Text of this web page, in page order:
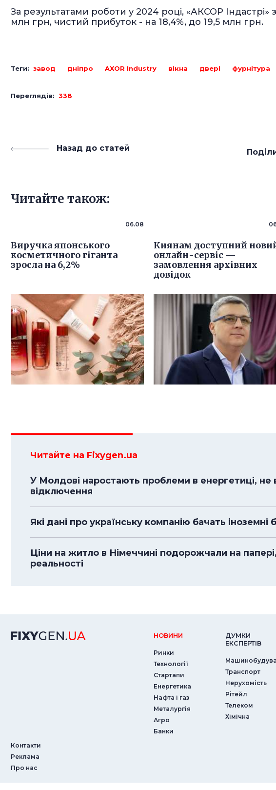
За результатами роботи у 2024 році, «АКСОР Індастрі»
млн грн, чистий прибуток - на 18,4%, до 19,5 млн грн.
Теги: завод дніпро AXOR Industry вікна двері фурнітура
Переглядів: 338
Назад до статей
Читайте також:
06.08
Виручка японського
косметичного гіганта
зросла на 6,2%
Киянам доступний
онлайн-сервіс —
замовлення архівних
довідок
Читайте на Fixygen.ua
У Молдові наростають проблеми в енергетиці, не
відключення
Які дані про українську компанію бачать іноземні
Ціни на житло в Німеччині подорожчали на
реальності
Контакти
Реклама
Про нас
НОВИНИ
Ринки
Технології
Стартапи
Енергетика
Нафта і газ
Металургія
Агро
Банки
ДУМКИ
ЕКСПЕРТIВ
Транспорт
Нерухомість
Рітейл
Телеком
Хімічна